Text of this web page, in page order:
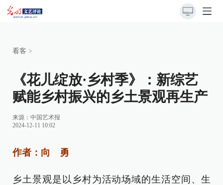
看客 >
《花儿绽放·乡村季》：新综艺
赋能乡村振兴的乡土景观再生产
来源： 中国艺术报
2024-12-11 10:02
作者：向 勇
乡土景观是以乡村为活动场域的生活空间、生